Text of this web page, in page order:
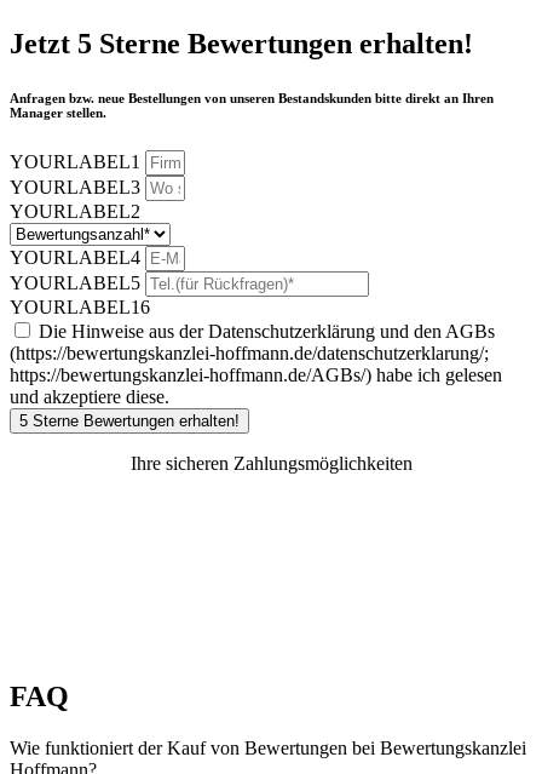
Jetzt 5 Sterne Bewertungen erhalten!
Anfragen bzw. neue Bestellungen von unseren Bestandskunden bitte direkt an Ihren
Manager stellen.
YOURLABEL1
YOURLABEL3
YOURLABEL2
YOURLABEL4
YOURLABEL5
YOURLABEL16
Die Hinweise aus der Datenschutzerklärung und den AGBs
(https://bewertungskanzlei-hoffmann.de/datenschutzerklarung/;
https://bewertungskanzlei-hoffmann.de/AGBs/) habe ich gelesen
und akzeptiere diese.
5 Sterne Bewertungen erhalten!
Ihre sicheren Zahlungsmöglichkeiten
FAQ
Wie funktioniert der Kauf von Bewertungen bei Bewertungskanzlei
Hoffmann?